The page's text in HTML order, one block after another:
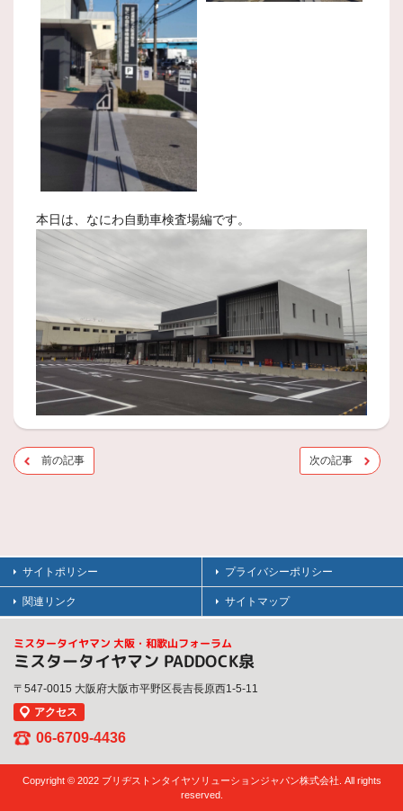
本日は、なにわ自動車検査場編です。
前の記事 次の記事
サイトポリシー プライバシーポリシー
関連リンク サイトマップ
ミスタータイヤマン 大阪・和歌山フォーラム
ミスタータイヤマン PADDOCK泉
〒547-0015 大阪府大阪市平野区長吉長原西1-5-11
アクセス
06-6709-4436
Copyright © 2022 ブリヂストンタイヤソリューションジャパン株式会社. All rights
reserved.